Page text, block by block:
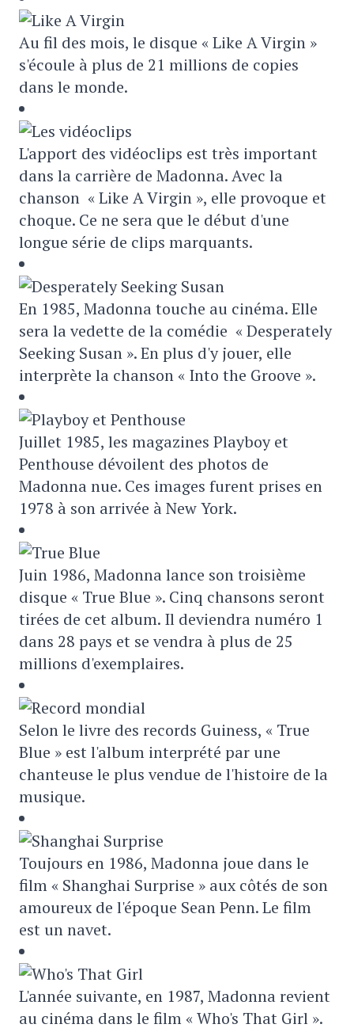
Au fil des mois, le disque « Like A Virgin »
s'écoule à plus de 21 millions de copies
dans le monde.
L'apport des vidéoclips est très important
dans la carrière de Madonna. Avec la
chanson « Like A Virgin », elle provoque et
choque. Ce ne sera que le début d'une
longue série de clips marquants.
En 1985, Madonna touche au cinéma. Elle
sera la vedette de la comédie « Desperately
Seeking Susan ». En plus d'y jouer, elle
interprète la chanson « Into the Groove ».
Juillet 1985, les magazines Playboy et
Penthouse dévoilent des photos de
Madonna nue. Ces images furent prises en
1978 à son arrivée à New York.
Juin 1986, Madonna lance son troisième
disque « True Blue ». Cinq chansons seront
tirées de cet album. Il deviendra numéro 1
dans 28 pays et se vendra à plus de 25
millions d'exemplaires.
Selon le livre des records Guiness, « True
Blue » est l'album interprété par une
chanteuse le plus vendue de l'histoire de la
musique.
Toujours en 1986, Madonna joue dans le
film « Shanghai Surprise » aux côtés de son
amoureux de l'époque Sean Penn. Le film
est un navet.
L'année suivante, en 1987, Madonna revient
au cinéma dans le film « Who's That Girl ».